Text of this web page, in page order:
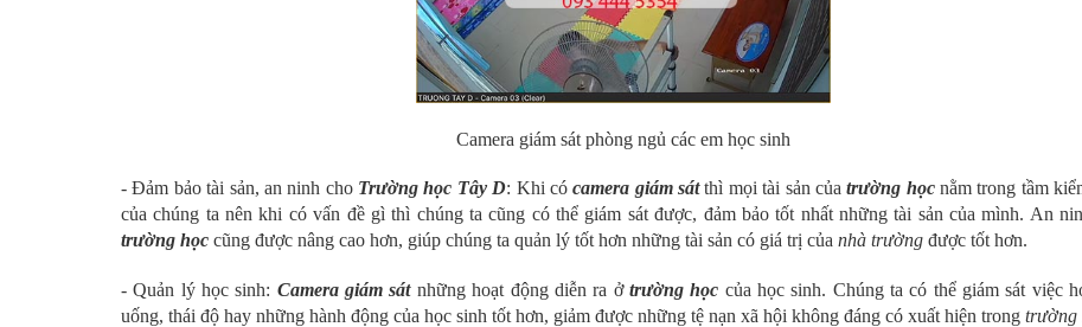
Camera giám sát phòng ngủ các em học sinh
- Đảm bảo tài sản, an ninh cho Trường học Tây D: Khi cócamera giám sátthì mọi tài sản củatrường họcnằm trong tầm
của chúng ta nên khi có vấn đề gì thì chúng ta cũng có thể giám sát được, đảm bảo tốt nhất những tài sản của mình. An
trường học cũng được nâng cao hơn, giúp chúng ta quản lý tốt hơn những tài sản có giá trị của nhà trường được tốt hơn.
- Quản lý học sinh: Camera giám sátnhững hoạt động diễn ra ở trường học của học sinh. Chúng ta có thể giám sát việc
uống, thái độ hay những hành động của học sinh tốt hơn, giảm được những tệ nạn xã hội không đáng có xuất hiện trong trường